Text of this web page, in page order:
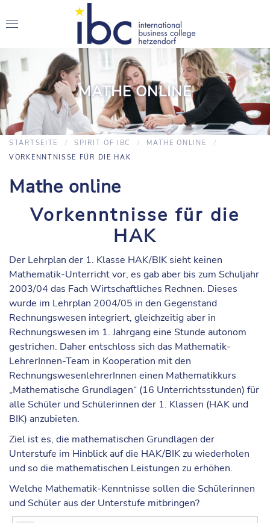
MATHE ONLINE
STARTSEITE SPIRIT OF IBC
MATHE ONLINE
VORKENNTNISSE FÜR DIE HAK
Mathe online
Vorkenntnisse für die
HAK
Der Lehrplan der 1. Klasse HAK/BIK sieht keinen
Mathematik-Unterricht vor, es gab aber bis zum Schuljahr
2003/04 das Fach Wirtschaftliches Rechnen. Dieses
wurde im Lehrplan 2004/05 in den Gegenstand
Rechnungswesen integriert, gleichzeitig aber in
Rechnungswesen im 1. Jahrgang eine Stunde autonom
gestrichen. Daher entschloss sich das Mathematik-
LehrerInnen-Team in Kooperation mit den
RechnungswesenlehrerInnen einen Mathematikkurs
„Mathematische Grundlagen“ (16 Unterrichtsstunden) für
alle Schüler und Schülerinnen der 1. Klassen (HAK und
BIK) anzubieten.
Ziel ist es, die mathematischen Grundlagen der
Unterstufe im Hinblick auf die HAK/BIK zu wiederholen
und so die mathematischen Leistungen zu erhöhen.
Welche Mathematik-Kenntnisse sollen die Schülerinnen
und Schüler aus der Unterstufe mitbringen?